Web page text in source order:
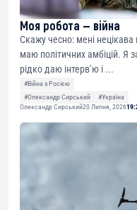
Моя робота — війна
Скажу чесно: мені
маю політичних амбіцій.
рідко даю інтерв’ю і ...
#Війна з Росією
#Олександр Сирський
#Україна
Олександр Сирський20 Липня, 2026